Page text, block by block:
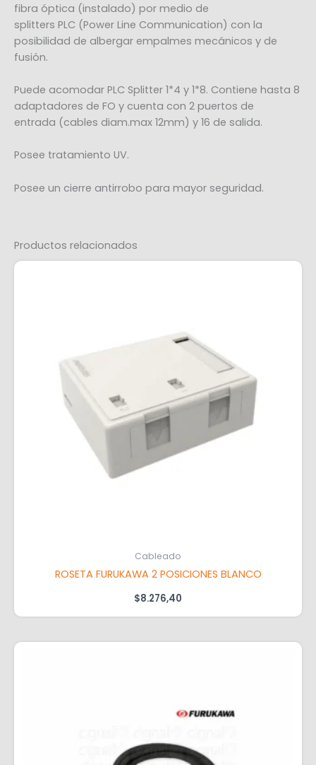
fibra óptica (instalado) por medio de
splitters PLC (Power Line Communication) con la
posibilidad de albergar empalmes mecánicos y de
fusión.
Puede acomodar PLC Splitter 1*4 y 1*8. Contiene hasta 8
adaptadores de FO y cuenta con 2 puertos de
entrada (cables diam.max 12mm) y 16 de salida.
Posee tratamiento UV.
Posee un cierre antirrobo para mayor seguridad.
Productos relacionados
Cableado
ROSETA FURUKAWA 2 POSICIONES BLANCO
$8.276,40